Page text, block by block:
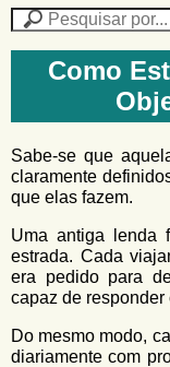
n
h
n
e
u
F
m
u
l
á
r
i
o
e
i
a
n
o
G
o
l
f
i
n
h
Como
Sabe-se que
claramente
que elas fazem.
Uma antiga lenda
estrada. Cada
era pedido para
capaz de responder
Do mesmo modo,
diariamente com